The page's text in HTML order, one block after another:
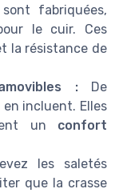
sont fabriquées,
le cuir. Ces
la résistance de
:De
en incluent. Elles
un confort
les saletés
que la crasse